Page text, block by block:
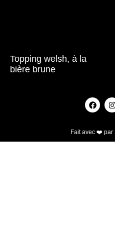
Topping welsh, à la
bière brune
Fait avec ❤️ par